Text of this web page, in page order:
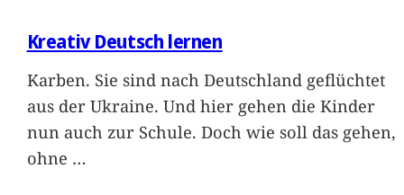
Kreativ Deutsch lernen
Karben. Sie sind nach Deutschland geflüchtet
aus der Ukraine. Und hier gehen die Kinder
nun auch zur Schule. Doch wie soll das gehen,
ohne …